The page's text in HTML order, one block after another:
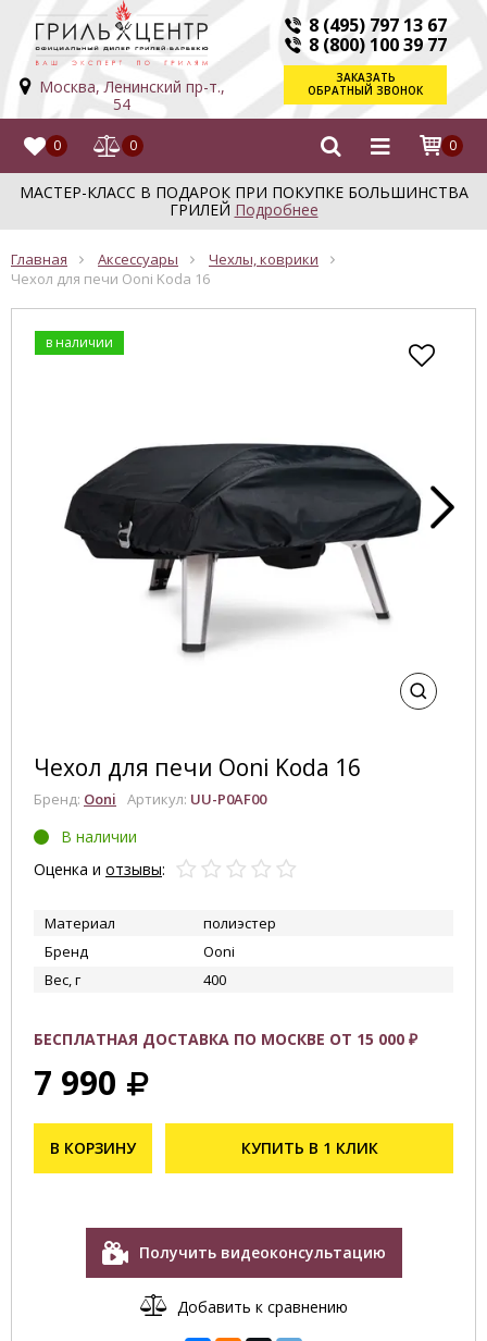
Москва, Ленинский пр-т.,
54
8 (495) 797 13 67
8 (800) 100 39 77
ЗАКАЗАТЬ
ОБРАТНЫЙ ЗВОНОК
0 0 0
МАСТЕР-КЛАСС В ПОДАРОК ПРИ ПОКУПКЕ БОЛЬШИНСТВА
ГРИЛЕЙ Подробнее
Главная Аксессуары
Чехлы, коврики
Чехол для печи Ooni Koda 16
в наличии
Чехол для печи Ooni Koda 16
Бренд: Ooni Артикул: UU-P0AF00
В наличии
Оценка и отзывы:
Материал
полиэстер
Бренд
Ooni
Вес, г
400
БЕСПЛАТНАЯ ДОСТАВКА ПО МОСКВЕ ОТ 15 000 ₽
7 990
В КОРЗИНУ КУПИТЬ В 1 КЛИК
Получить видеоконсультацию
Добавить к сравнению